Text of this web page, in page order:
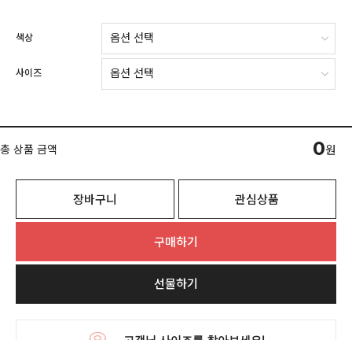
색상
사이즈
총 상품 금액 0원
장바구니 관심상품
구매하기
선물하기